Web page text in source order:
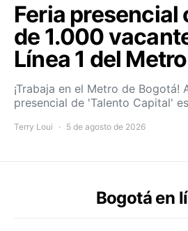
Feria presencial
de 1.000
Línea 1 del
¡Trabaja en el Metro de Bogotá!
presencial de 'Talento Capital'
Terry Loui 5 de agosto de 2026
Bogotá en